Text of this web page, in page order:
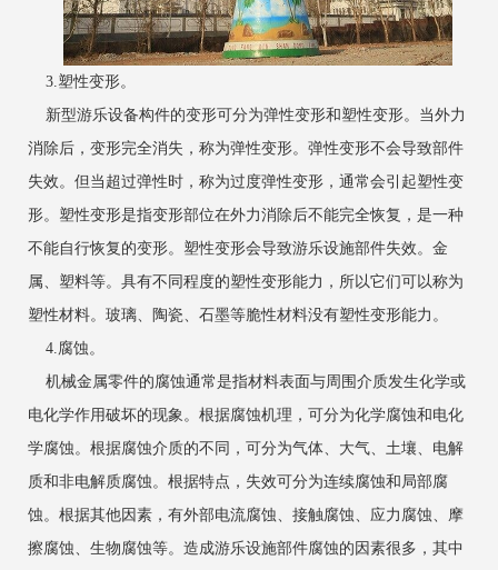
3.塑性变形。
新型游乐设备构件的变形可分为弹性变形和塑性变形。当外力
消除后，变形完全消失，称为弹性变形。弹性变形不会导致部件
失效。但当超过弹性时，称为过度弹性变形，通常会引起塑性变
形。塑性变形是指变形部位在外力消除后不能完全恢复，是一种
不能自行恢复的变形。塑性变形会导致游乐设施部件失效。金
属、塑料等。具有不同程度的塑性变形能力，所以它们可以称为
塑性材料。玻璃、陶瓷、石墨等脆性材料没有塑性变形能力。
4.腐蚀。
机械金属零件的腐蚀通常是指材料表面与周围介质发生化学或
电化学作用破坏的现象。根据腐蚀机理，可分为化学腐蚀和电化
学腐蚀。根据腐蚀介质的不同，可分为气体、大气、土壤、电解
质和非电解质腐蚀。根据特点，失效可分为连续腐蚀和局部腐
蚀。根据其他因素，有外部电流腐蚀、接触腐蚀、应力腐蚀、摩
擦腐蚀、生物腐蚀等。造成游乐设施部件腐蚀的因素很多，其中